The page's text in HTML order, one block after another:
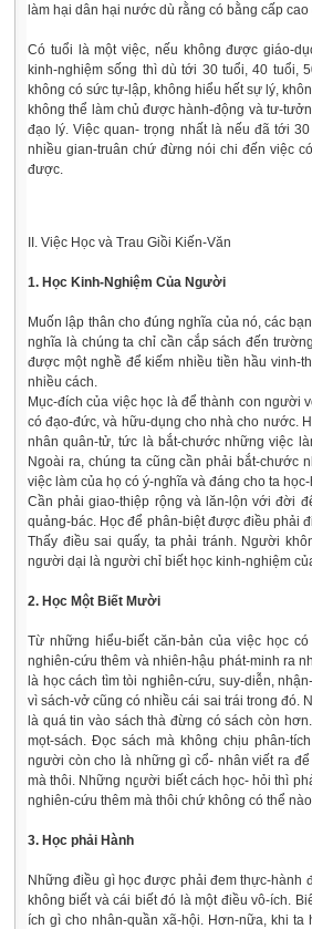
làm hại dân hại nước dù rằng có bằng cấp
Có tuổi là một việc, nếu không được giáo-
kinh-nghiệm sống thì dù tới 30 tuổi, 40 tuổi,
không có sức tự-lập, không hiểu hết sự lý,
không thể làm chủ được hành-động và tư-
đạo lý. Việc quan- trọng nhất là nếu đã tới
nhiều gian-truân chứ đừng nói chi đến việc
được.
II. Việc Học và Trau Giồi Kiến-Văn
1. Học Kinh-Nghiệm Của Người
Muốn lập thân cho đúng nghĩa của nó, các
nghĩa là chúng ta chỉ cần cắp sách đến
được một nghề để kiếm nhiều tiền hầu vinh-
nhiều cách.
Mục-đích của việc học là để thành con
có đạo-đức, và hữu-dụng cho nhà cho nước.
nhân quân-tử, tức là bắt-chước những việc
Ngoài ra, chúng ta cũng cần phải bắt-chước
việc làm của họ có ý-nghĩa và đáng cho ta
Cần phải giao-thiệp rộng và lăn-lộn với đời
quảng-bác. Học để phân-biệt được điều phải
Thấy điều sai quấy, ta phải tránh. Người
người dại là người chỉ biết học kinh-nghiệm
2. Học Một Biết Mười
Từ những hiểu-biết căn-bản của việc học
nghiên-cứu thêm và nhiên-hậu phát-minh ra
là học cách tìm tòi nghiên-cứu, suy-diễn,
vì sách-vở cũng có nhiều cái sai trái trong đó.
là quá tin vào sách thà đừng có sách còn
mọt-sách. Đọc sách mà không chịu phân-
người còn cho là những gì cổ- nhân viết ra
mà thôi. Những người biết cách học- hỏi thì
nghiên-cứu thêm mà thôi chứ không có thể
3. Học phải Hành
Những điều gì học được phải đem thực-hành
không biết và cái biết đó là một điều vô-ích.
ích gì cho nhân-quần xã-hội. Hơn-nữa, khi